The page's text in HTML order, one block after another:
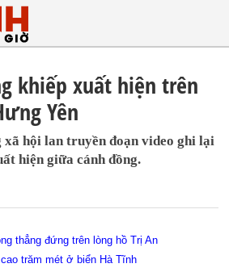
khiếp xuất hiện trên
Yên
xã hội lan truyền đoạn video ghi lại
hiện giữa cánh đồng.
thẳng đứng trên lòng hồ Trị An
trăm mét ở biển Hà Tĩnh